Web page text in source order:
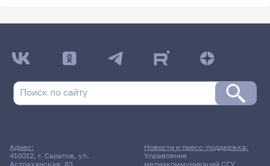
Адрес:
410012, г. Саратов, ул.
Астраханская, 83
Новости и пресс-поддержка:
Управление
медиакоммуникаций СГУ